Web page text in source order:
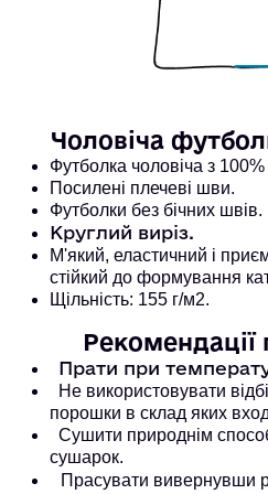
Чоловіча
Футболка чоловіча з
Посилені плечеві шви.
Футболки без бічних швів.
Круглий виріз.
М'який, еластичний і
стійкий до формування
Щільність: 155 г/м2.
Рекомендації
Прати при
Не використовувати
порошки в склад яких
Сушити природнім
сушарок.
Прасувати вивернувши